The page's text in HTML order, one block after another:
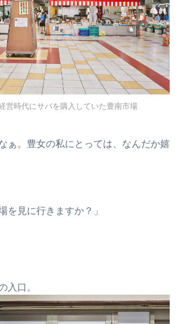
営時代にサバを購入していた豊南市場
ぁ。豊女の私にとっては、なんだか嬉
を見に行きますか？」
入口。